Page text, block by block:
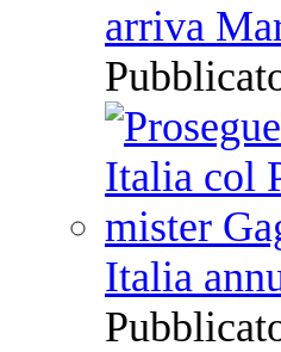
arriva
Italia